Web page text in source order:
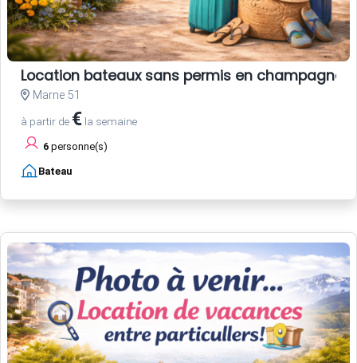
Location bateaux sans permis en champagne
Marne 51
à partir de € la semaine
6 personne(s)
Bateau